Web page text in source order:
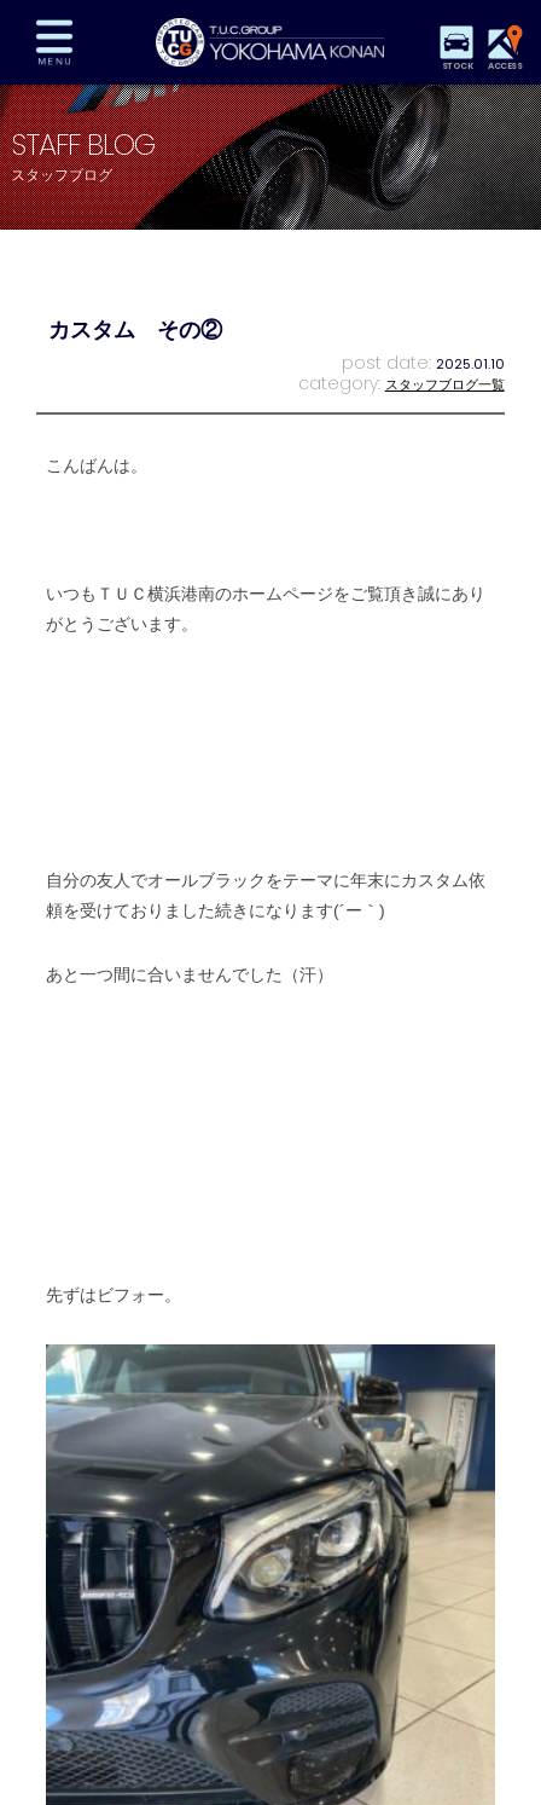
STOCK ACCESS
在庫車両情報 保証&サービス パーツリスト
TUCとは？ 店舗情報 アクセスマップ
全国納車 特別作業 注文販売
STAFF BLOG
スタッフブログ
カスタム その②
post date: 2025.01.10
category: スタッフブログ一覧
こんばんは。
いつもＴＵＣ横浜港南のホームページをご覧頂き誠にあり
がとうございます。
自分の友人でオールブラックをテーマに年末にカスタム依
頼を受けておりました続きになります(´ー｀)
あと一つ間に合いませんでした（汗）
先ずはビフォー。